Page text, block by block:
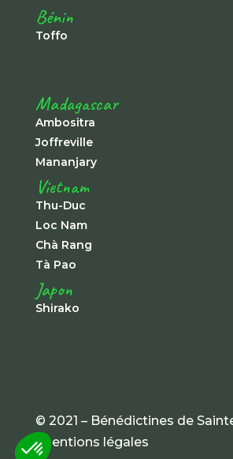
Bénin
Toffo
Madagascar
Ambositra
Joffreville
Mananjary
Vietnam
Thu-Duc
Loc Nam
Chà Rang
Tà Pao
Japon
Shirako
© 2021 – Bénédictines de
mentions légales